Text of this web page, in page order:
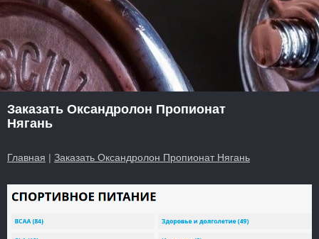
Заказать Оксандролон Пропионат
Нягань
Главная | Заказать Оксандролон Пропионат Нягань